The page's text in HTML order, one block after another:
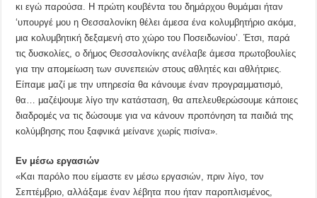
κι εγώ παρούσα. Η πρώτη κουβέντα του δημάρχου θυμάμαι ήταν
‘υπουργέ μου η Θεσσαλονίκη θέλει άμεσα ένα κολυμβητήριο ακόμα,
μια κολυμβητική δεξαμενή στο χώρο του Ποσειδωνίου’. Έτσι, παρά
τις δυσκολίες, ο δήμος Θεσσαλονίκης ανέλαβε άμεσα πρωτοβουλίες
για την απομείωση των συνεπειών στους αθλητές και αθλήτριες.
Είπαμε μαζί με την υπηρεσία θα κάνουμε έναν προγραμματισμό,
θα… μαζέψουμε λίγο την κατάσταση, θα απελευθερώσουμε κάποιες
διαδρομές να τις δώσουμε για να κάνουν προπόνηση τα παιδιά της
κολύμβησης που ξαφνικά μείνανε χωρίς πισίνα».
Εν μέσω εργασιών
«Και παρόλο που είμαστε εν μέσω εργασιών, πριν λίγο, τον
Σεπτέμβριο, αλλάξαμε έναν λέβητα που ήταν παροπλισμένος,